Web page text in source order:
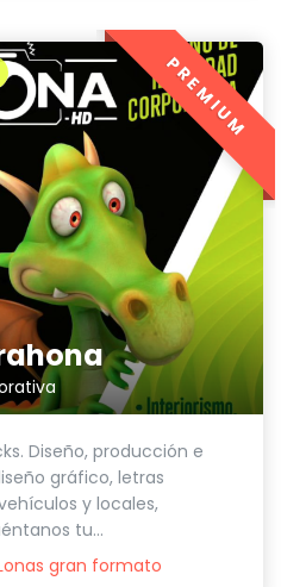
Diseño, producción e
gráfico, letras
y locales,
tu...
gran formato
PREMIUM